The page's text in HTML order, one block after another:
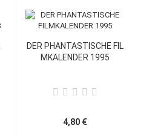
DER PHANTASTISCHE FIL
MKALENDER 1995
4,80 €